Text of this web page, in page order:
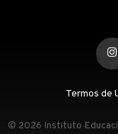
Termos de
© 2026 Instituto